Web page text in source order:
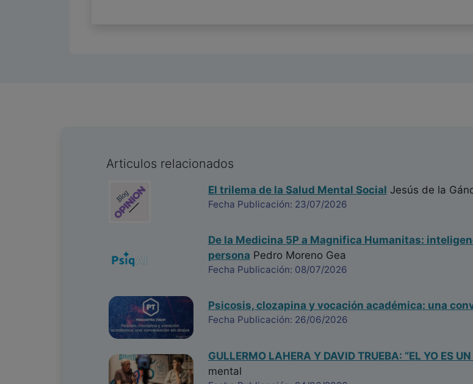
Articulos relacionados
El trilema de la Salud Mental Social Jesús de la
Fecha Publicación: 23/07/2026
De la Medicina 5P a Magnifica Humanitas:
persona Pedro Moreno Gea
Fecha Publicación: 08/07/2026
Psicosis, clozapina y vocación académica: una
Fecha Publicación: 26/06/2026
GULLERMO LAHERA Y DAVID TRUEBA: “EL YO ES UN
mental